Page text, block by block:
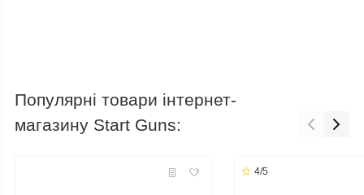
Популярні товари інтернет-
магазину Start Guns:
4/5